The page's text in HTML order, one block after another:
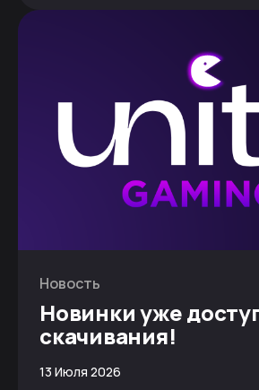
Новость
Новинки уже
скачивания!
13 Июля 2026